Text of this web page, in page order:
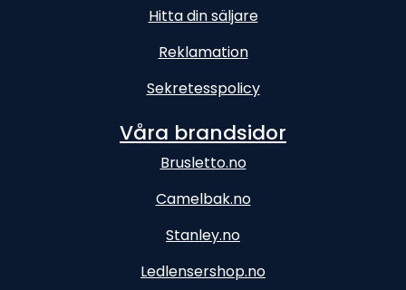
Hitta din säljare
Reklamation
Sekretesspolicy
Våra brandsidor
Brusletto.no
Camelbak.no
Stanley.no
Ledlensershop.no